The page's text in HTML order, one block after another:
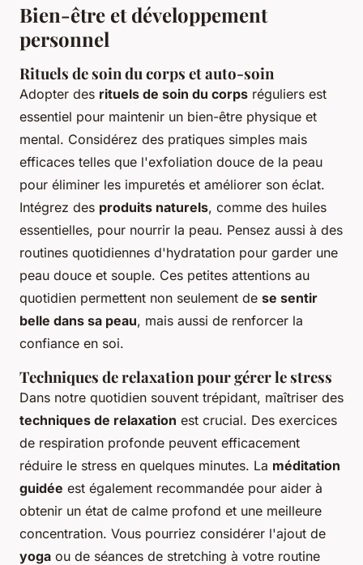
Bien-être et développement
personnel
Rituels de soin du corps et auto-soin
Adopter des rituels de soin du corps réguliers est
essentiel pour maintenir un bien-être physique et
mental. Considérez des pratiques simples mais
efficaces telles que l'exfoliation douce de la peau
pour éliminer les impuretés et améliorer son éclat.
Intégrez des produits naturels, comme des huiles
essentielles, pour nourrir la peau. Pensez aussi à des
routines quotidiennes d'hydratation pour garder une
peau douce et souple. Ces petites attentions au
quotidien permettent non seulement de se sentir
belle dans sa peau, mais aussi de renforcer la
confiance en soi.
Techniques de relaxation pour gérer le stress
Dans notre quotidien souvent trépidant, maîtriser des
techniques de relaxation est crucial. Des exercices
de respiration profonde peuvent efficacement
réduire le stress en quelques minutes. La méditation
guidée est également recommandée pour aider à
obtenir un état de calme profond et une meilleure
concentration. Vous pourriez considérer l'ajout de
yoga ou de séances de stretching à votre routine